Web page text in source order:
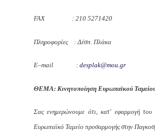
FAX : 210
Πληροφορίες : Δέσπ. Πλάκα
E–mail : desplak@mou.gr
ΘΕΜΑ: Κινητοποίηση Ευρωπαϊκού
Σας ενημερώνουμε ότι, κατ' εφαρμογή
Ευρωπαϊκό Ταμείο προσαρμογής στην